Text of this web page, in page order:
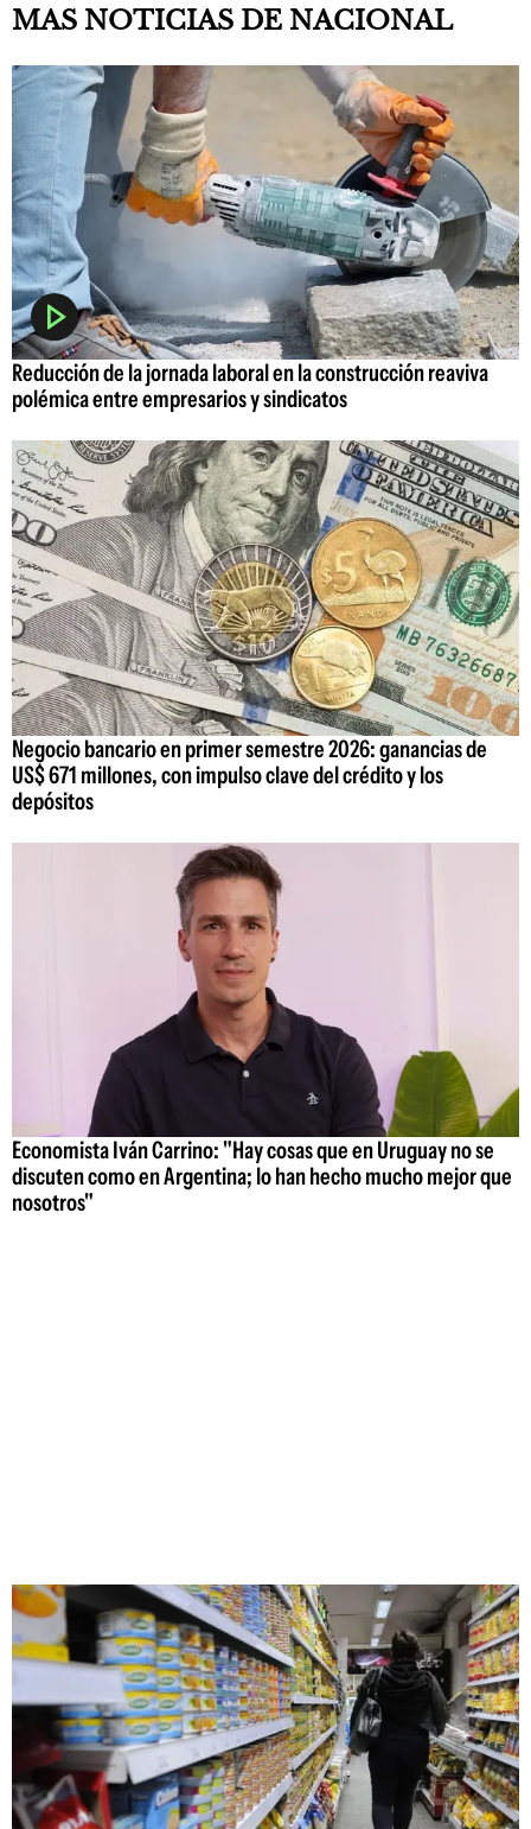
MAS NOTICIAS DE NACIONAL
Reducción de la jornada laboral en la construcción reaviva
polémica entre empresarios y sindicatos
Negocio bancario en primer semestre 2026: ganancias de
US$ 671 millones, con impulso clave del crédito y los
depósitos
Economista Iván Carrino: "Hay cosas que en Uruguay no se
discuten como en Argentina; lo han hecho mucho mejor que
nosotros"